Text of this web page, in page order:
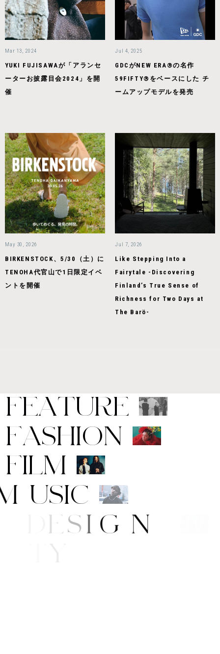
Mar 13, 2024
YUKI FUJISAWAが「アランセ
ーターお披露目会2024」を開
催
Jul 4, 2025
GDCがNEW ERA®の名作
59FIFTY®をベースにした チ
ームアップモデルを発売
May 30, 2026
BIRKENSTOCK、5/30（土）に
TENOHA代官山で1日限定イベ
ントを開催
Jul 7, 2026
Like Stepping Into a
Fairytale -Discovering
Finland’s True Sense of
Richness for Two Days at
The Barö-
FEATURE
FASHION
FILM
M USIC
T/D ES G